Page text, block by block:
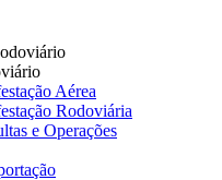
Aérea
Rodoviária
e Operações